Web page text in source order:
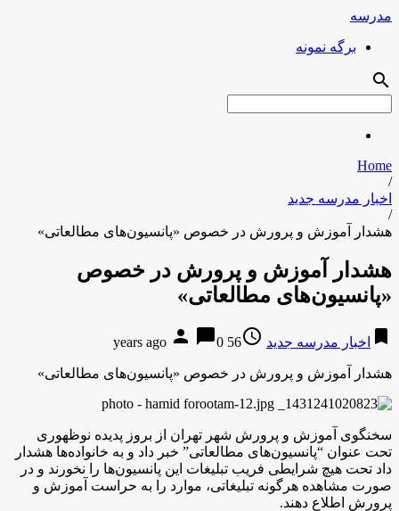
مدرسه
برگه نمونه
search
Home
/
اخبار مدرسه جدید
/
هشدار آموزش و پرورش در خصوص «پانسیون‌های مطالعاتی»
هشدار آموزش و پرورش در خصوص
«پانسیون‌های مطالعاتی»
bookmark اخبار مدرسه جدید access_time
56 years ago
person chat_bubble0
هشدار آموزش و پرورش در خصوص «پانسیون‌های مطالعاتی»
سخنگوی آموزش و پرورش شهر تهران از بروز پدیده نوظهوری
تحت عنوان “پانسیون‌های مطالعاتی” خبر داد و به خانواده‌ها هشدار
داد تحت هیچ شرایطی فریب تبلیغات این پانسیون‌ها را نخورند و در
صورت مشاهده هرگونه تبلیغاتی، موارد را به حراست آموزش و
پرورش اطلاع دهند.